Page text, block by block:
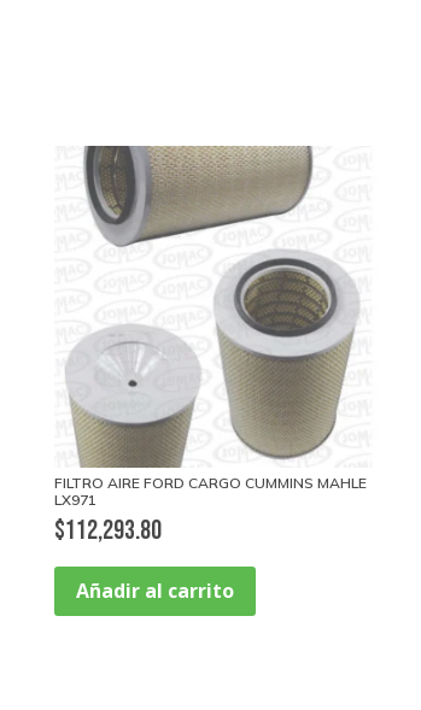
FILTRO AIRE FORD CARGO CUMMINS MAHLE
LX971
$112,293.80
Añadir al carrito